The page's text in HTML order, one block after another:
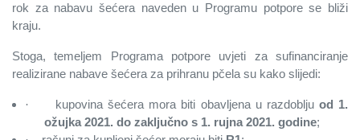
rok za nabavu šećera naveden u Programu potpore se bliži
kraju.
Stoga, temeljem Programa potpore uvjeti za sufinanciranje
realizirane nabave šećera za prihranu pčela su kako slijedi:
· kupovina šećera mora biti obavljena u razdoblju od 1.
ožujka 2021. do zaključno s 1. rujna 2021. godine;